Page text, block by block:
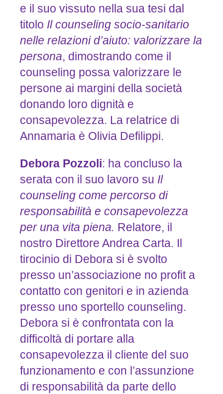
e il suo vissuto nella sua tesi dal
titolo Il counseling socio-sanitario
nelle relazioni d’aiuto: valorizzare la
persona, dimostrando come il
counseling possa valorizzare le
persone ai margini della società
donando loro dignità e
consapevolezza. La relatrice di
Annamaria è Olivia Defilippi.
Debora Pozzoli: ha concluso la
serata con il suo lavoro su Il
counseling come percorso di
responsabilità e consapevolezza
per una vita piena. Relatore, il
nostro Direttore Andrea Carta. Il
tirocinio di Debora si è svolto
presso un’associazione no profit a
contatto con genitori e in azienda
presso uno sportello counseling.
Debora si è confrontata con la
difficoltà di portare alla
consapevolezza il cliente del suo
funzionamento e con l’assunzione
di responsabilità da parte dello